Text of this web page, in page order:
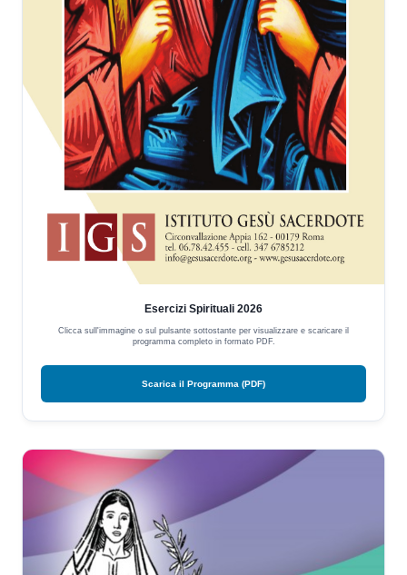
Esercizi Spirituali 2026
Clicca sull'immagine o sul pulsante sottostante per visualizzare e scaricare il
programma completo in formato PDF.
Scarica il Programma (PDF)